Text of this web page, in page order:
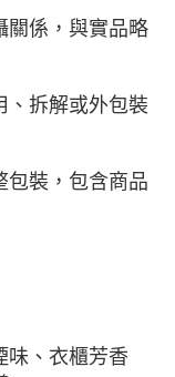
係，與實品略
、拆解或外包裝
裝，包含商品
味、衣櫃芳香